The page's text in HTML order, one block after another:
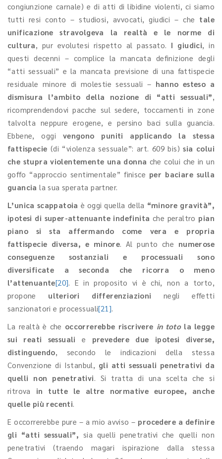
congiunzione carnale) e di atti di libidine violenti, ci siamo
tutti resi conto – studiosi, avvocati, giudici – che tale
unificazione stravolgeva la realtà e le norme di
cultura, pur evolutesi rispetto al passato. I giudici, in
questi decenni – complice la mancata definizione degli
“atti sessuali” e la mancata previsione di una fattispecie
residuale minore di molestie sessuali – hanno esteso a
dismisura l’ambito della nozione di “atti sessuali”,
ricomprendendovi pacche sul sedere, toccamenti in zone
talvolta neppure erogene, e persino baci sulla guancia.
Ebbene, oggi vengono puniti applicando la stessa
fattispecie (di “violenza sessuale”: art. 609 bis)sia colui
che stupra violentemente una donna che colui che in un
goffo “approccio sentimentale” finisce per baciare sulla
guancia la sua sperata partner.
L’unica scappatoia è oggi quella della “minore gravità”,
ipotesi di super-attenuante indefinita che peraltro pian
piano si sta affermando come vera e propria
fattispecie diversa, e minore. Al punto che numerose
conseguenze sostanziali e processuali sono
diversificate a seconda che ricorra o meno
l’attenuante[20]. E in proposito vi è chi, non a torto,
propone ulteriori differenziazioni negli effetti
sanzionatori e processuali[21].
La realtà è che occorrerebbe riscrivere in totola legge
sui reati sessuali e prevedere due ipotesi diverse,
distinguendo, secondo le indicazioni della stessa
Convenzione di Istanbul, gli atti sessuali penetrativi da
quelli non penetrativi. Si tratta di una scelta che si
ritrova in tutte le altre normative europee, anche
quelle più recenti.
E occorrerebbe pure – a mio avviso – procedere a definire
gli “atti sessuali”, sia quelli penetrativi che quelli non
penetrativi (traendo magari ispirazione dalla stessa